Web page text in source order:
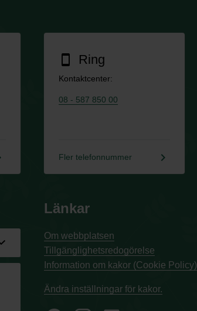
smartphone Ring
Kontaktcenter:
08 - 587 850 00
Fler telefonnummer keyboard_arrow_right
Länkar
Om webbplatsen
Tillgänglighetsredogörelse
Information om kakor (Cookie Policy)
Ändra inställningar för kakor.